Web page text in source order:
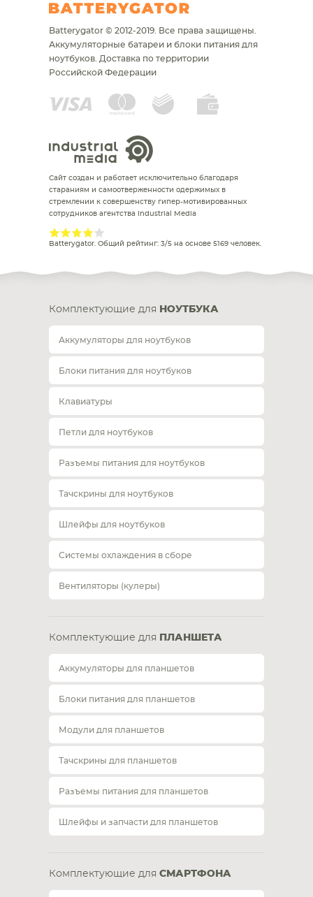
Batterygator © 2012-2019. Все права защищены.
Аккумуляторные батареи и блоки питания для
ноутбуков. Доставка по территории
Российской Федерации
Сайт создан и работает исключительно благодаря
стараниям и самоотверженности одержимых в
стремлении к совершенству гипер-мотивированных
сотрудников агентства Industrial Media
Batterygator. Общий рейтинг: 3/5 на основе 5169 человек.
Комплектующие для НОУТБУКА
Аккумуляторы для ноутбуков
Блоки питания для ноутбуков
Клавиатуры
Петли для ноутбуков
Разъемы питания для ноутбуков
Тачскрины для ноутбуков
Шлейфы для ноутбуков
Системы охлаждения в сборе
Вентиляторы (кулеры)
Комплектующие для ПЛАНШЕТА
Аккумуляторы для планшетов
Блоки питания для планшетов
Модули для планшетов
Тачскрины для планшетов
Разъемы питания для планшетов
Шлейфы и запчасти для планшетов
Комплектующие для СМАРТФОНА